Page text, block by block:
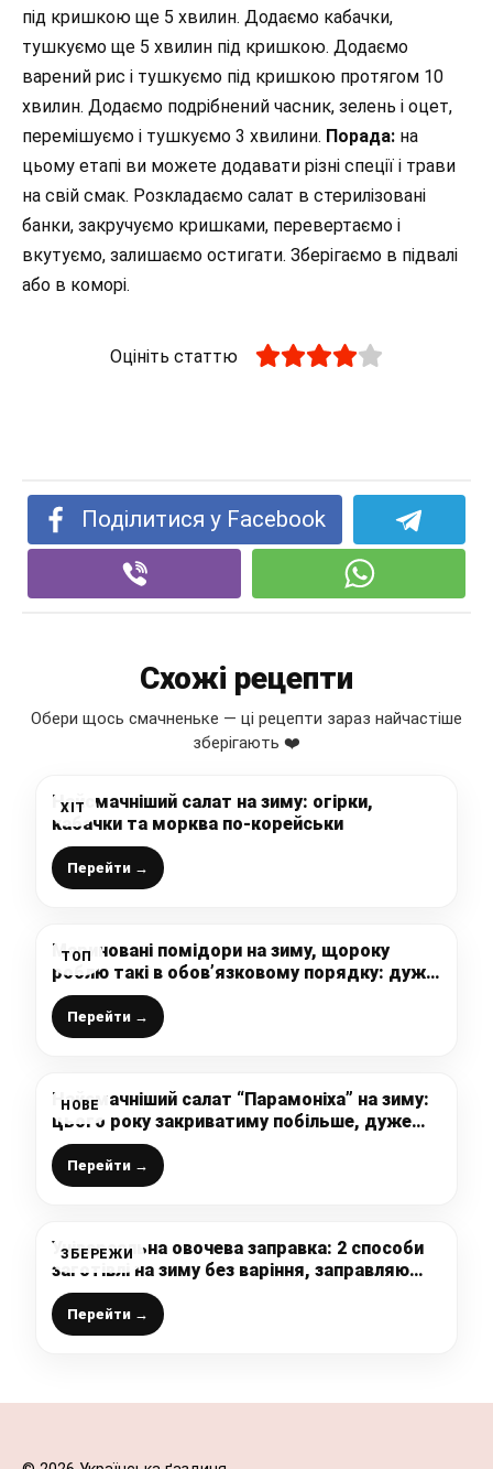
під кришкою ще 5 хвилин. Додаємо кабачки,
тушкуємо ще 5 хвилин під кришкою. Додаємо
варений рис і тушкуємо під кришкою протягом 10
хвилин. Додаємо подрібнений часник, зелень і оцет,
перемішуємо і тушкуємо 3 хвилини. Порада: на
цьому етапі ви можете додавати різні спеції і трави
на свій смак. Розкладаємо салат в стерилізовані
банки, закручуємо кришками, перевертаємо і
вкутуємо, залишаємо остигати. Зберігаємо в підвалі
або в коморі.
Оцініть статтю
Поділитися у Facebook
Схожі рецепти
Обери щось смачненьке — ці рецепти зараз найчастіше
зберігають ❤️
ХІТ
Найсмачніший салат на зиму: огірки,
кабачки та морква по-корейськи
Перейти →
ТОП
Мариновані помідори на зиму, щороку
роблю такі в обов’язковому порядку: дуже
смачні, тверденькі і ароматні
Перейти →
НОВЕ
Найсмачніший салат “Парамоніха” на зиму:
цього року закриватиму побільше, дуже
нам подобається, тут нічого зайвого
Перейти →
ЗБЕРЕЖИ
Універсальна овочева заправка: 2 способи
заготівлі на зиму без варіння, заправляю
суп чи інші страви (дуже смачно, корисно,
запах та смак літа)
Перейти →